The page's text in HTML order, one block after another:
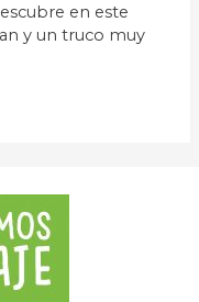
en este
y un truco muy